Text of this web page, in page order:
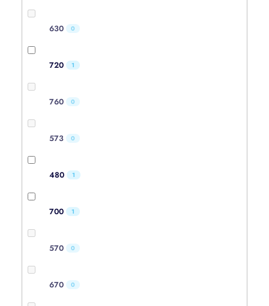
630 0
720 1
760 0
573 0
480 1
700 1
570 0
670 0